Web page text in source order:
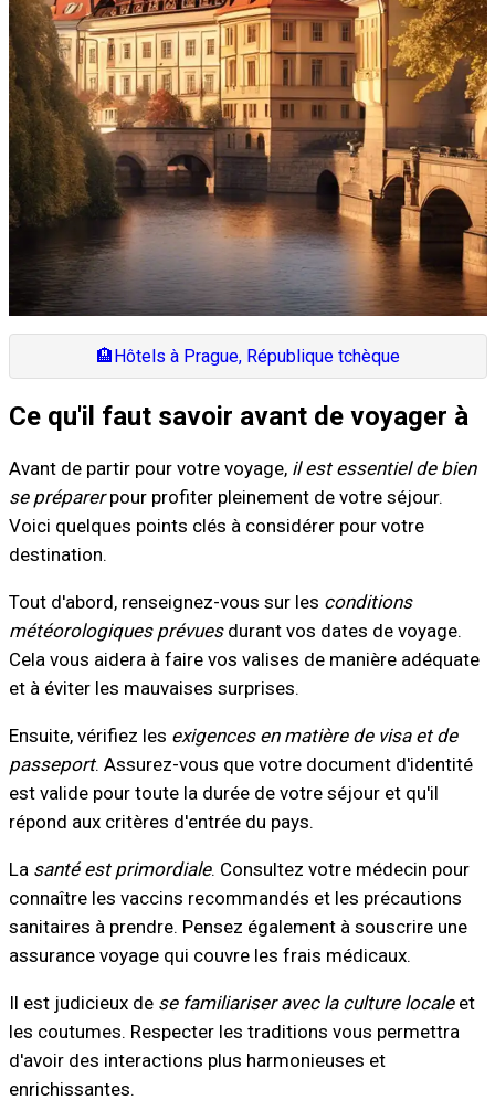
🏨 Hôtels à Prague, République tchèque
Ce qu'il faut savoir avant de voyager à
Avant de partir pour votre voyage, il est essentiel de bien
se préparerpour profiter pleinement de votre séjour.
Voici quelques points clés à considérer pour votre
destination.
Tout d'abord, renseignez-vous sur les conditions
météorologiques prévuesdurant vos dates de voyage.
Cela vous aidera à faire vos valises de manière adéquate
et à éviter les mauvaises surprises.
Ensuite, vérifiez les exigences en matière de visa et de
passeport. Assurez-vous que votre document d'identité
est valide pour toute la durée de votre séjour et qu'il
répond aux critères d'entrée du pays.
La santé est primordiale. Consultez votre médecin pour
connaître les vaccins recommandés et les précautions
sanitaires à prendre. Pensez également à souscrire une
assurance voyage qui couvre les frais médicaux.
Il est judicieux de se familiariser avec la culture localeet
les coutumes. Respecter les traditions vous permettra
d'avoir des interactions plus harmonieuses et
enrichissantes.